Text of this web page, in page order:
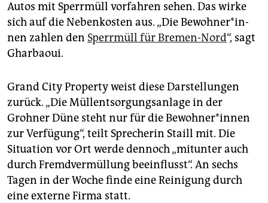
Autos mit Sperrmüll vorfahren sehen. Das wirke
sich auf die Nebenkosten aus. „Die Be­woh­ne­r*in­
nen zahlen den Sperrmüll für Bremen-Nord“, sagt
Gharbaoui.
Grand City Property weist diese Darstellungen
zurück. „Die Müllentsorgungsanlage in der
Grohner Düne steht nur für die Be­woh­ne­r*in­nen
zur Verfügung“, teilt Sprecherin Staill mit. Die
Situation vor Ort werde dennoch „mitunter auch
durch Fremdvermüllung beeinflusst“. An sechs
Tagen in der Woche finde eine Reinigung durch
eine externe Firma statt.